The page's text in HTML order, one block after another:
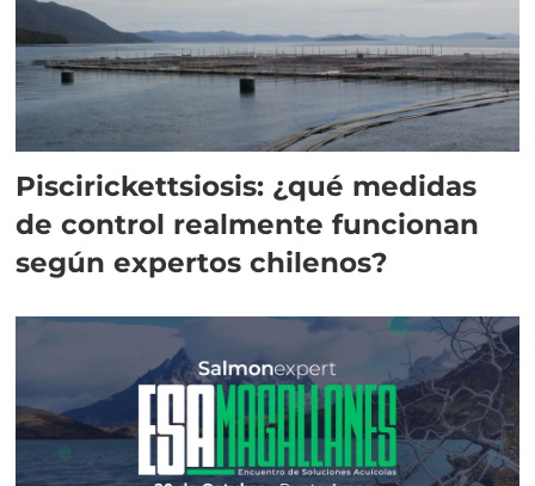
Piscirickettsiosis: ¿qué medidas
de control realmente funcionan
según expertos chilenos?